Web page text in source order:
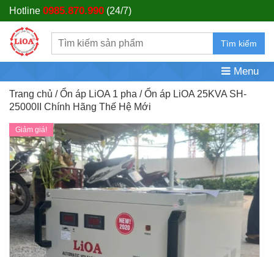
Hotline 0985.870.990 (24/7)
Tìm kiếm
Menu
Trang chủ /Ổn áp LiOA 1 pha / Ổn áp LiOA 25KVA SH-
25000II Chính Hãng Thế Hệ Mới
Giảm giá!